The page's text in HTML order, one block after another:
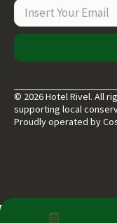
© 2026 Hotel Rivel. All
supporting local
Proudly operated by